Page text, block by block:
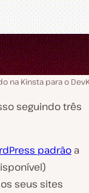
na Kinsta para o
seguindo três
padrão a
seus sites